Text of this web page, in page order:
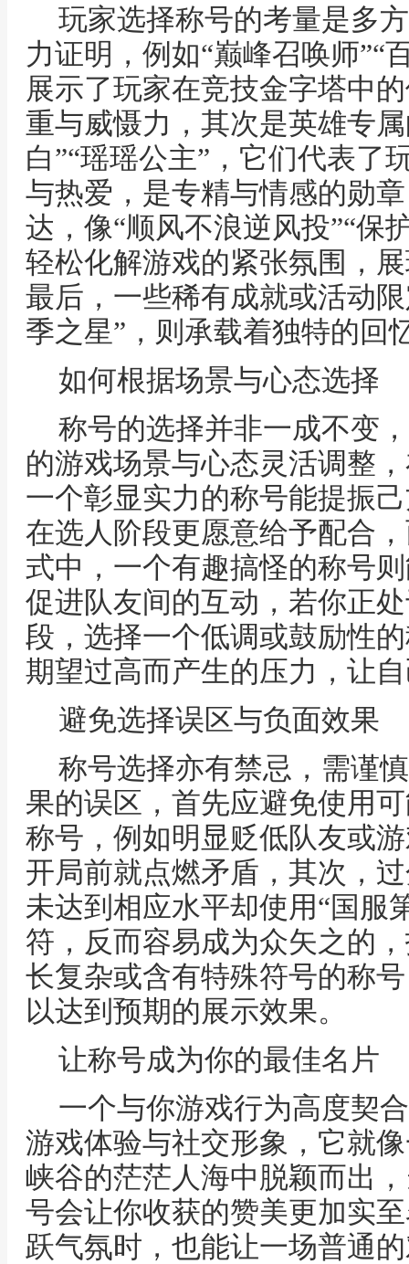
玩家选择称号的考量是多
力证明，例如“巅峰召唤师”“
展示了玩家在竞技金字塔中
重与威慑力，其次是英雄专
白”“瑶瑶公主”，它们代表了
与热爱，是专精与情感的勋
达，像“顺风不浪逆风投”“保
轻松化解游戏的紧张氛围，
最后，一些稀有成就或活动
季之星”，则承载着独特的回
如何根据场景与心态选择
称号的选择并非一成不变
的游戏场景与心态灵活调整
一个彰显实力的称号能提振
在选人阶段更愿意给予配合
式中，一个有趣搞怪的称号
促进队友间的互动，若你正
段，选择一个低调或鼓励性
期望过高而产生的压力，让
避免选择误区与负面效果
称号选择亦有禁忌，需谨
果的误区，首先应避免使用
称号，例如明显贬低队友或
开局前就点燃矛盾，其次，
未达到相应水平却使用“国服
符，反而容易成为众矢之的
长复杂或含有特殊符号的称
以达到预期的展示效果。
让称号成为你的最佳名片
一个与你游戏行为高度契
游戏体验与社交形象，它就
峡谷的茫茫人海中脱颖而出
号会让你收获的赞美更加实
跃气氛时，也能让一场普通